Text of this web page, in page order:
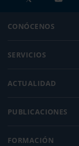
CONÓCENOS
SERVICIOS
ACTUALIDAD
PUBLICACIONES
FORMACIÓN